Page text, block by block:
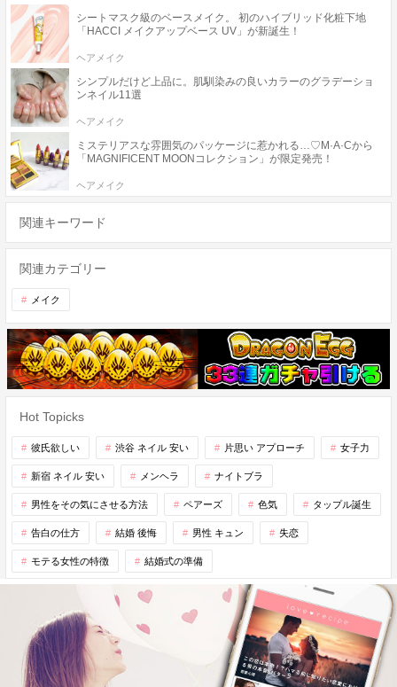
シートマスク級のベースメイク。 初のハイブリッド化粧下地
「HACCI メイクアップベース UV」が新誕生！
ヘアメイク
シンプルだけど上品に。肌馴染みの良いカラーのグラデーショ
ンネイル11選
ヘアメイク
ミステリアスな雰囲気のパッケージに惹かれる…♡M·A·Cから
「MAGNIFICENT MOONコレクション」が限定発売！
ヘアメイク
関連キーワード
関連カテゴリー
メイク
Hot Topicks
彼氏欲しい 渋谷 ネイル 安い 片思い アプローチ 女子力
新宿 ネイル 安い メンヘラ ナイトブラ
男性をその気にさせる方法 ペアーズ 色気 タップル誕生
告白の仕方 結婚 後悔 男性 キュン 失恋
モテる女性の特徴 結婚式の準備